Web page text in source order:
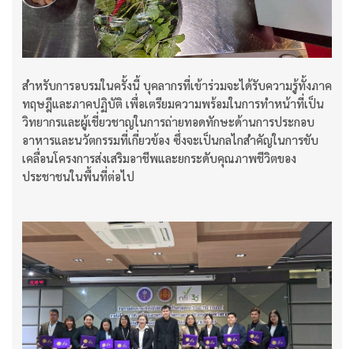
สำหรับการอบรมในครั้งนี้ บุคลากรที่เข้าร่วมจะได้รับความรู้ทั้งภาค
ทฤษฎีและภาคปฏิบัติ เพื่อเตรียมความพร้อมในการทำหน้าที่เป็น
วิทยากรและผู้เชี่ยวชาญในการถ่ายทอดทักษะด้านการประกอบ
อาหารและนวัตกรรมที่เกี่ยวข้อง ซึ่งจะเป็นกลไกสำคัญในการขับ
เคลื่อนโครงการส่งเสริมอาชีพและยกระดับคุณภาพชีวิตของ
ประชาชนในพื้นที่ต่อไป